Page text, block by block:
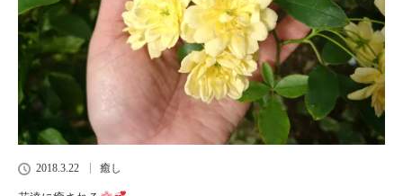
2018.3.22 癒し